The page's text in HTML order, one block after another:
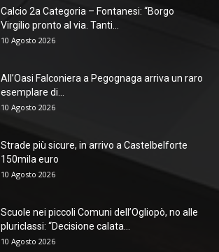
Calcio 2a Categoria – Fontanesi: “Borgo
Virgilio pronto al via. Tanti...
10 Agosto 2026
All’Oasi Falconiera a Pegognaga arriva un raro
esemplare di...
10 Agosto 2026
Strade più sicure, in arrivo a Castelbelforte
150mila euro
10 Agosto 2026
Scuole nei piccoli Comuni dell’Ogliopò, no alle
pluriclassi: “Decisione calata...
10 Agosto 2026